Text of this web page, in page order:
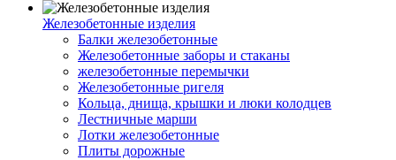
Железобетонные изделия
Балки железобетонные
Железобетонные заборы и стаканы
железобетонные перемычки
Железобетонные ригеля
Кольца, днища, крышки и люки колодцев
Лестничные марши
Лотки железобетонные
Плиты дорожные